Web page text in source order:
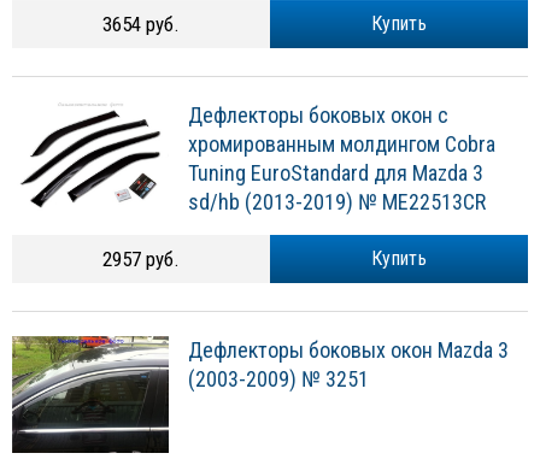
Купить
3654 руб.
Дефлекторы боковых окон с
хромированным молдингом Cobra
Tuning EuroStandard для Mazda 3
sd/hb (2013-2019) № ME22513CR
Купить
2957 руб.
Дефлекторы боковых окон Mazda 3
(2003-2009) № 3251